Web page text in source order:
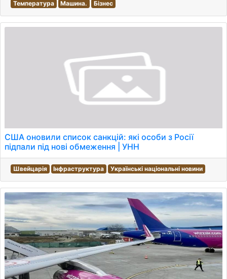
Температура Машина. Бізнес
США оновили список санкцій: які особи з Росії
підпали під нові обмеження | УНН
Швейцарія Інфраструктура Українські національні новини